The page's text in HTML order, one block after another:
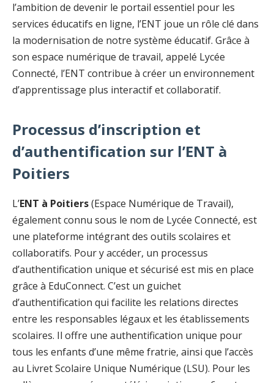
l’ambition de devenir le portail essentiel pour les
services éducatifs en ligne, l’ENT joue un rôle clé dans
la modernisation de notre système éducatif. Grâce à
son espace numérique de travail, appelé Lycée
Connecté, l’ENT contribue à créer un environnement
d’apprentissage plus interactif et collaboratif.
Processus d’inscription et
d’authentification sur l’ENT à
Poitiers
L’ENT à Poitiers(Espace Numérique de Travail),
également connu sous le nom de Lycée Connecté, est
une plateforme intégrant des outils scolaires et
collaboratifs. Pour y accéder, un processus
d’authentification unique et sécurisé est mis en place
grâce à EduConnect. C’est un guichet
d’authentification qui facilite les relations directes
entre les responsables légaux et les établissements
scolaires. Il offre une authentification unique pour
tous les enfants d’une même fratrie, ainsi que l’accès
au Livret Scolaire Unique Numérique (LSU). Pour les